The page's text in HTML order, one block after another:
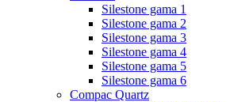
Silestone gama 1
Silestone gama 2
Silestone gama 3
Silestone gama 4
Silestone gama 5
Silestone gama 6
Compac Quartz